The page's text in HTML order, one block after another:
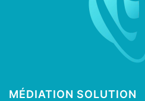
MÉDIATION SOLUTION